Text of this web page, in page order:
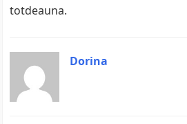
totdeauna.
Dorina